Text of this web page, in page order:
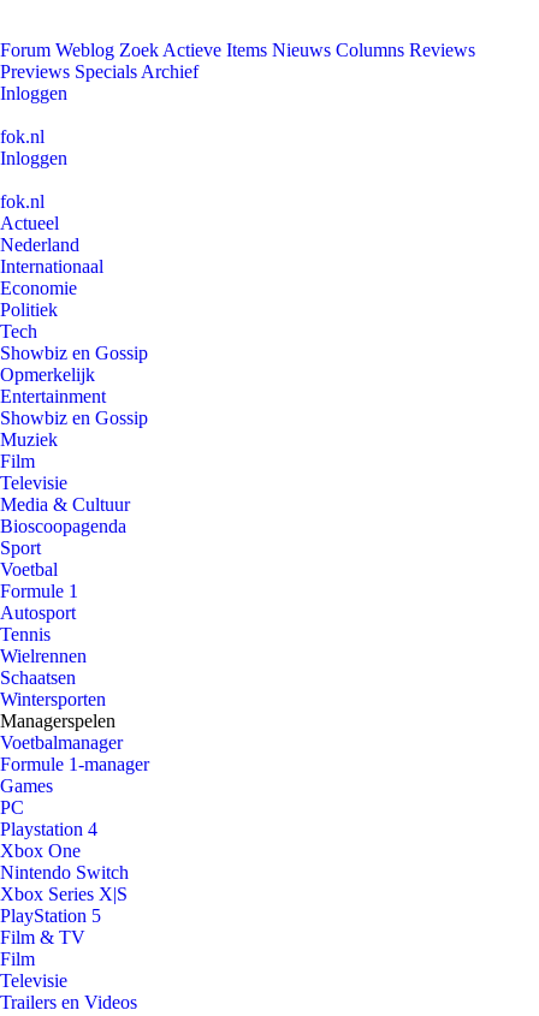
Forum Weblog Zoek Actieve Items Nieuws Columns Reviews
Previews Specials Archief
Inloggen
fok.nl
Inloggen
fok.nl
Actueel
Nederland
Internationaal
Economie
Politiek
Tech
Showbiz en Gossip
Opmerkelijk
Entertainment
Showbiz en Gossip
Muziek
Film
Televisie
Media & Cultuur
Bioscoopagenda
Sport
Voetbal
Formule 1
Autosport
Tennis
Wielrennen
Schaatsen
Wintersporten
Managerspelen
Voetbalmanager
Formule 1-manager
Games
PC
Playstation 4
Xbox One
Nintendo Switch
Xbox Series X|S
PlayStation 5
Film & TV
Film
Televisie
Trailers en Videos